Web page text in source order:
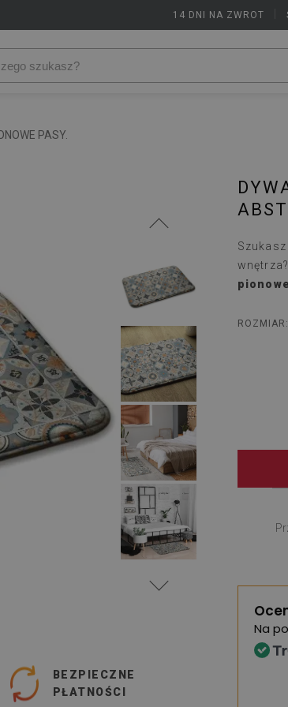
14 DNI NA ZWROT
PASY.
BEZPIECZNE
PŁATNOŚCI
wnętrza?
ROZMIAR:
Na